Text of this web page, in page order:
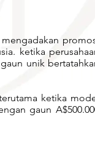
ketika
unik
ketika
gaun